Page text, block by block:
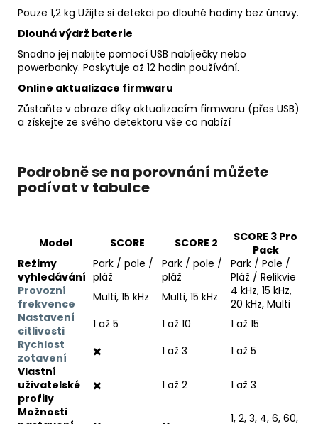
Pouze 1,2 kg Užijte si detekci po dlouhé hodiny bez únavy.
Dlouhá výdrž baterie
Snadno jej nabijte pomocí USB nabíječky nebo
powerbanky. Poskytuje až 12 hodin používání.
Online aktualizace firmwaru
Zůstaňte v obraze díky aktualizacím firmwaru (přes USB)
a získejte ze svého detektoru vše co nabízí
Podrobně se na porovnání můžete
podívat v tabulce
Model SCORE SCORE 2
SCORE 3 Pro
Pack
Režimy
vyhledávání
Park / pole /
pláž
Park / pole /
pláž
Park / Pole /
Pláž / Relikvie
Provozní
frekvence
Multi, 15 kHz Multi, 15 kHz
4 kHz, 15 kHz,
20 kHz, Multi
Nastavení
citlivosti
1 až 5 1 až 10
1 až 15
Rychlost
zotavení
✖️ 1 až 3
1 až 5
Vlastní
uživatelské
profily
✖️ 1 až 2
1 až 3
Možnosti
1, 2, 3, 4, 6, 60,